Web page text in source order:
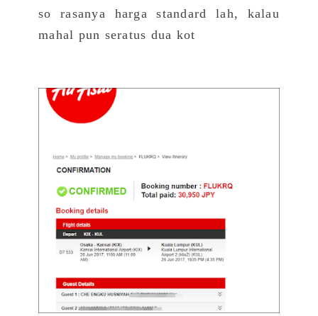
so rasanya harga standard lah, kalau
mahal pun seratus dua kot